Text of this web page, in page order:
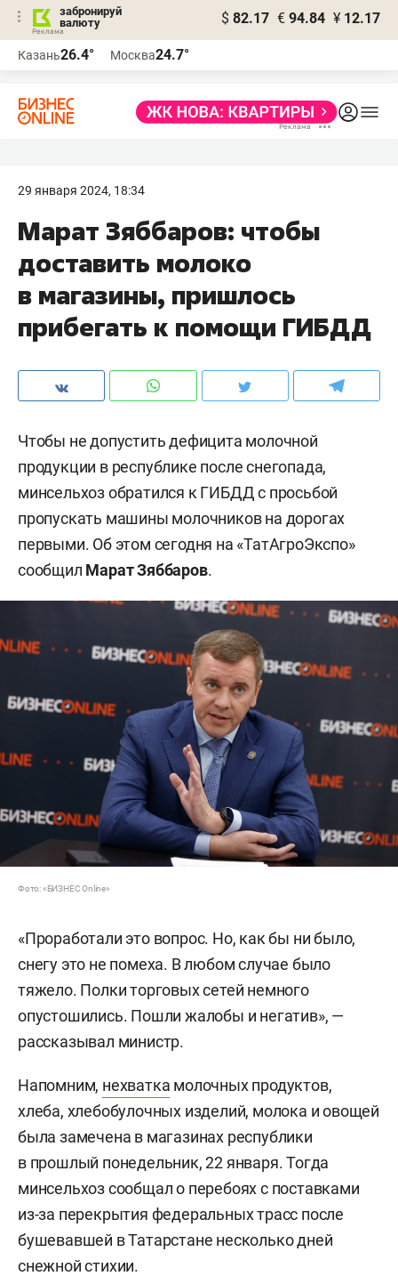
забронируй
валюту
$ 82.17 € 94.84 ¥ 12.17
Казань26.4° Москва24.7°
29 января 2024, 18:34
Марат Зяббаров: чтобы
доставить молоко
в магазины, пришлось
прибегать к помощи ГИБДД
Чтобы не допустить дефицита молочной
продукции в республике после снегопада,
минсельхоз обратился к ГИБДД с просьбой
пропускать машины молочников на дорогах
первыми. Об этом сегодня на «ТатАгроЭкспо»
сообщил Марат Зяббаров.
Фото: «БИЗНЕС Online»
«Проработали это вопрос. Но, как бы ни было,
снегу это не помеха. В любом случае было
тяжело. Полки торговых сетей немного
опустошились. Пошли жалобы и негатив», —
рассказывал министр.
Напомним, нехватка молочных продуктов,
хлеба, хлебобулочных изделий, молока и овощей
была замечена в магазинах республики
в прошлый понедельник, 22 января. Тогда
минсельхоз сообщал о перебоях с поставками
из-за перекрытия федеральных трасс после
бушевавшей в Татарстане несколько дней
снежной стихии.